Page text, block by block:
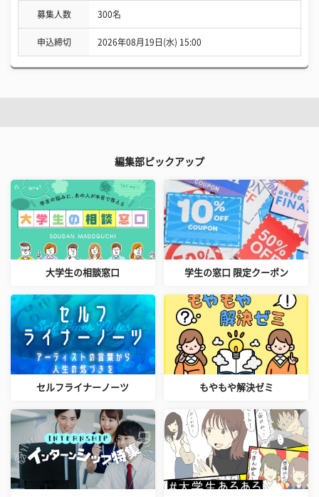
募集人数 300名
申込締切 2026年08月19日(水) 15:00
編集部ピックアップ
大学生の相談窓口 学生の窓口 限定クーポン
セルフライナーノーツ もやもや解決ゼミ